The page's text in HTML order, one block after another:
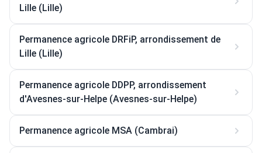
Lille (Lille)
Permanence agricole DRFiP, arrondissement de
Lille (Lille)
Permanence agricole DDPP, arrondissement
d'Avesnes-sur-Helpe (Avesnes-sur-Helpe)
Permanence agricole MSA (Cambrai)